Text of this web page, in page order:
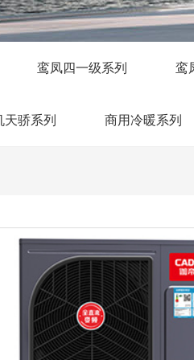
鸾凤四一级系列 鸾
骄系列 商用冷暖系列